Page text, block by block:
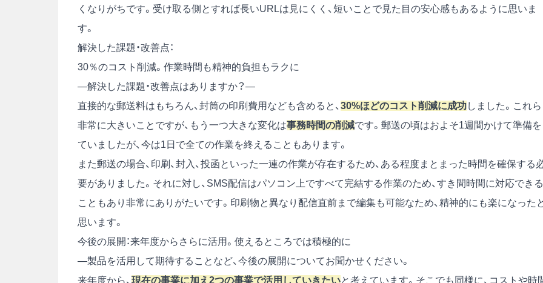
くなりがちです。受け取る側とすれば長いURLは見にくく、短いことで見た目の安心感もあるように思いま
す。
解決した課題・改善点：
30％のコスト削減。作業時間も精神的負担もラクに
―解決した課題・改善点はありますか？―
直接的な郵送料はもちろん、封筒の印刷費用なども含めると、 30%ほどのコスト削減に成功しました。これら
非常に大きいことですが、もう一つ大きな変化は事務時間の削減です。郵送の頃はおよそ1週間かけて準備を
ていましたが、今は1日で全ての作業を終えることもあります。
また郵送の場合、印刷、封入、投函といった一連の作業が存在するため、ある程度まとまった時間を確保する
要がありました。それに対し、SMS配信はパソコン上ですべて完結する作業のため、すき間時間に対応できる
こともあり非常にありがたいです。印刷物と異なり配信直前まで編集も可能なため、精神的にも楽になった
思います。
今後の展開：来年度からさらに活用。使えるところでは積極的に
―製品を活用して期待することなど、今後の展開についてお聞かせください。
来年度から、 現在の事業に加え2つの事業で活用していきたいと考えています。そこでも同様に、コストや時